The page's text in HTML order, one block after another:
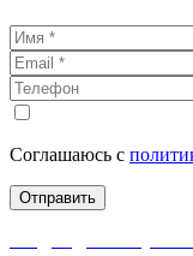
Соглашаюсь с